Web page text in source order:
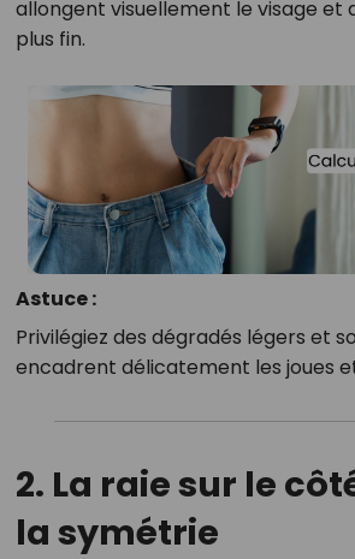
allongent visuellement le visage et
plus fin.
Astuce :
Privilégiez des dégradés légers et
encadrent délicatement les joues
2. La raie sur le
la symétrie